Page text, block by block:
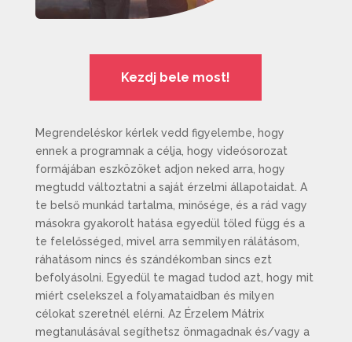
Kezdj bele most!
Megrendeléskor kérlek vedd figyelembe, hogy
ennek a programnak a célja, hogy videósorozat
formájában eszközöket adjon neked arra, hogy
megtudd változtatni a saját érzelmi állapotaidat. A
te belső munkád tartalma, minősége, és a rád vagy
másokra gyakorolt hatása egyedül tőled függ és a
te felelősséged, mivel arra semmilyen rálátásom,
ráhatásom nincs és szándékomban sincs ezt
befolyásolni. Egyedül te magad tudod azt, hogy mit
miért cselekszel a folyamataidban és milyen
célokat szeretnél elérni. Az Érzelem Mátrix
megtanulásával segíthetsz önmagadnak és/vagy a